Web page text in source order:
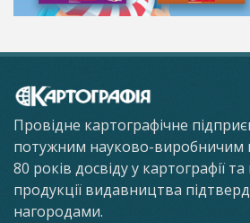
Провідне картографічне
потужним науково-виробничим
80 років досвіду у картографії та
продукції видавництва
нагородами.